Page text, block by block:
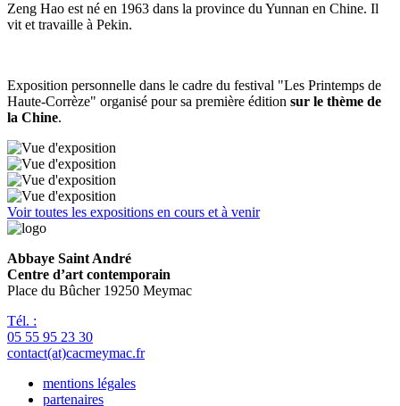
Zeng Hao est né en 1963 dans la province du Yunnan en Chine. Il
vit et travaille à Pekin.
Exposition personnelle dans le cadre du festival "Les Printemps de
Haute-Corrèze" organisé pour sa première édition sur le thème de
la Chine.
Voir toutes les expositions en cours et à venir
Abbaye Saint André
Centre d’art contemporain
Place du Bûcher 19250 Meymac
Tél. :
05 55 95 23 30
contact(at)cacmeymac.fr
mentions légales
partenaires